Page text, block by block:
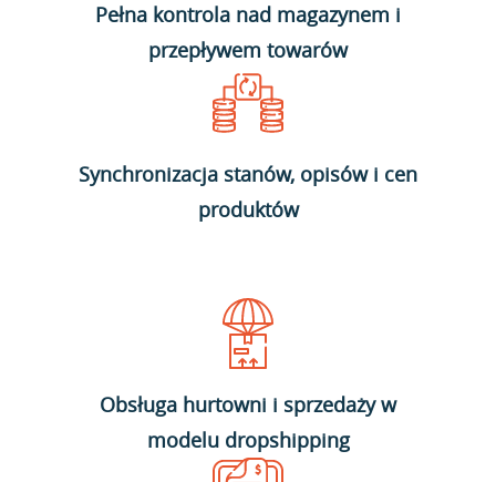
Pełna kontrola nad magazynem i
przepływem towarów
Synchronizacja stanów, opisów i cen
produktów
Obsługa hurtowni i sprzedaży w
modelu dropshipping